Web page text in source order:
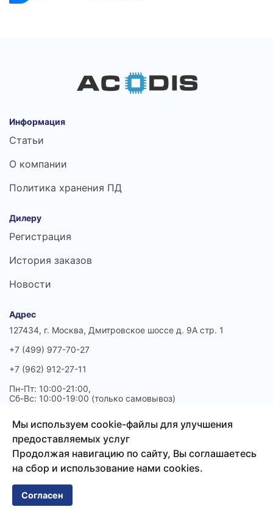
Информация
Статьи
О компании
Политика хранения ПД
Дилеру
Регистрация
История заказов
Новости
Адрес
127434, г. Москва, Дмитровское шоссе д. 9А стр. 1
+7 (499) 977-70-27
+7 (962) 912-27-11
Пн-Пт: 10:00-21:00,
Сб-Вс: 10:00-19:00 (только самовывоз)
ООО «НПК Акодис» ИНН 7713412264 КПП 771301001
Расчетный счет 40702810302260003113 В АО
"АЛЬФА-БАНК" БИК 044525593
Мы используем cookie-файлы для улучшения
предоставляемых услуг
Продолжая навигацию по сайту, Вы соглашаетесь
на сбор и использование нами cookies.
Согласен